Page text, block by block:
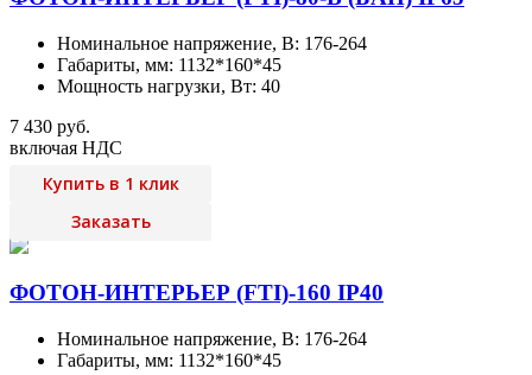
Номинальное напряжение, В: 176-264
Габариты, мм: 1132*160*45
Мощность нагрузки, Вт: 40
7 430 руб.
включая НДС
Купить в 1 клик
Заказать
ФОТОН-ИНТЕРЬЕР (FTI)-160 IP40
Номинальное напряжение, В: 176-264
Габариты, мм: 1132*160*45